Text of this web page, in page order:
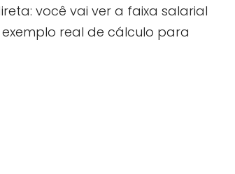
você vai ver a faixa salarial
real de cálculo para